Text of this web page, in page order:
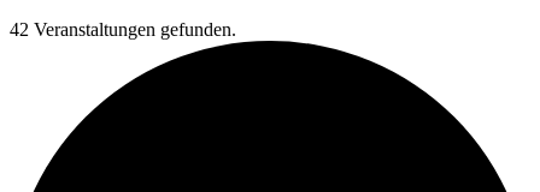
42 Veranstaltungen gefunden.